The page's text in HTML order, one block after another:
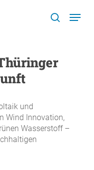
search
Menu
und
Wind Innovation,
Wasserstoff –